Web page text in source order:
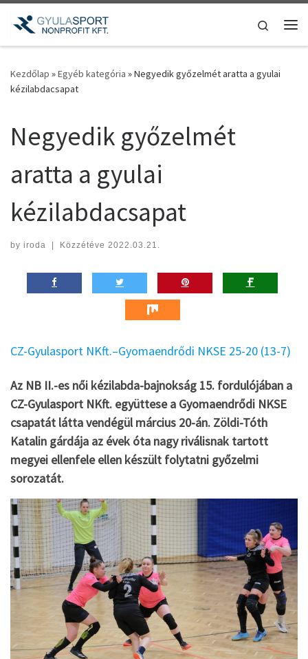
Teljes tartalom megjelenítése
Search
Kezdőlap »Egyéb kategória »Negyedik győzelmét aratta a gyulai
kézilabdacsapat
Negyedik győzelmét
aratta a gyulai
kézilabdacsapat
by iroda | Közzétéve 2022.03.21.
CZ-Gyulasport NKft.–Gyomaendrődi NKSE 25-20 (13-7)
Az NB II.-es női kézilabda-bajnokság 15. fordulójában a
CZ-Gyulasport NKft. együttese a Gyomaendrődi NKSE
csapatát látta vendégül március 20-án. Zöldi-Tóth
Katalin gárdája az évek óta nagy riválisnak tartott
megyei ellenfele ellen készült folytatni győzelmi
sorozatát.